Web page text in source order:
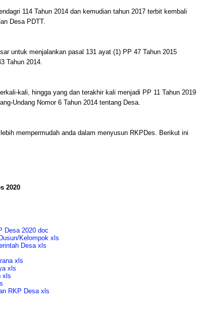
114 Tahun 2014 dan kemudian tahun 2017 terbit kembali
Desa PDTT.
untuk menjalankan pasal 131 ayat (1) PP 47 Tahun 2015
Tahun 2014.
kali, hingga yang dan terakhir kali menjadi PP 11 Tahun 2019
Undang Nomor 6 Tahun 2014 tentang Desa.
mempermudah anda dalam menyusun RKPDes. Berikut ini
2020
Desa 2020 doc
Kelompok xls
Desa xls
xls
xls
xls
RKP Desa xls